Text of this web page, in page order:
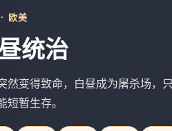
欧美
统治
然变得致命，白昼成为屠杀场，
短暂生存。